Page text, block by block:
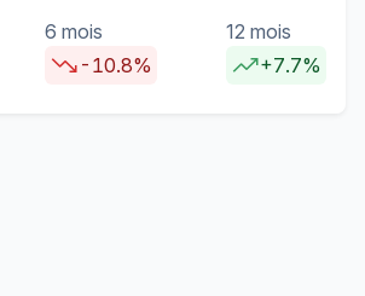
6 mois
-10.8%
12 mois
+7.7%